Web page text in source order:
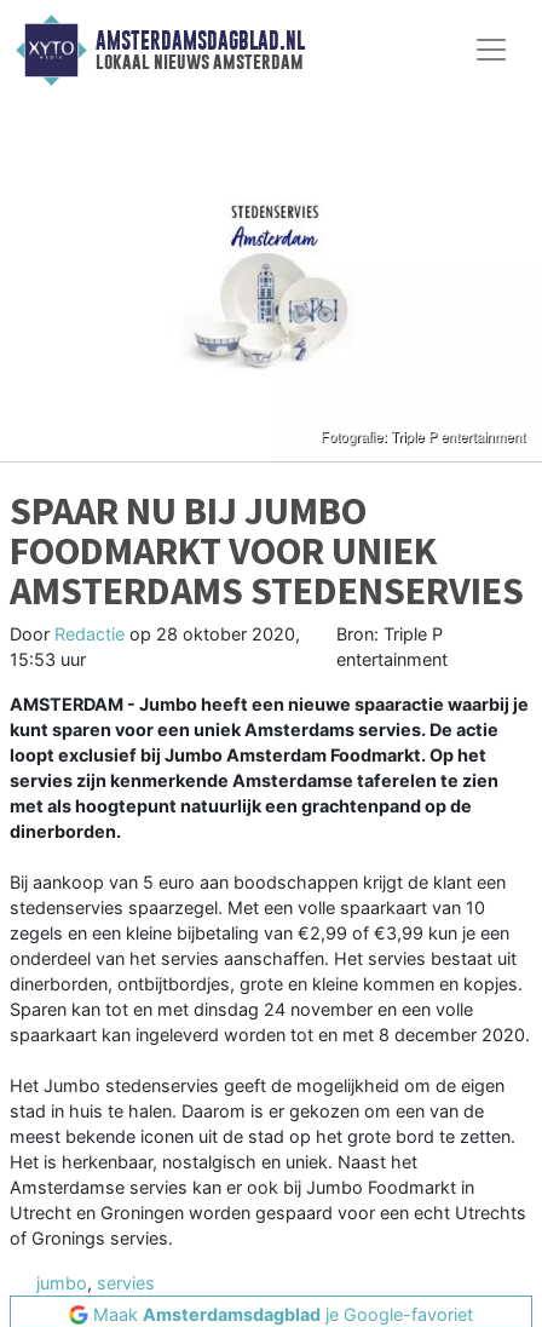
AMSTERDAMSDAGBLAD.NL
lokaal nieuws amsterdam
SPAAR NU BIJ JUMBO
FOODMARKT VOOR UNIEK
AMSTERDAMS STEDENSERVIES
Door Redactie op 28 oktober 2020,
15:53 uur
Bron: Triple P
entertainment
AMSTERDAM - Jumbo heeft een nieuwe spaaractie waarbij je
kunt sparen voor een uniek Amsterdams servies. De actie
loopt exclusief bij Jumbo Amsterdam Foodmarkt. Op het
servies zijn kenmerkende Amsterdamse taferelen te zien
met als hoogtepunt natuurlijk een grachtenpand op de
dinerborden.
Bij aankoop van 5 euro aan boodschappen krijgt de klant een
stedenservies spaarzegel. Met een volle spaarkaart van 10
zegels en een kleine bijbetaling van €2,99 of €3,99 kun je een
onderdeel van het servies aanschaffen. Het servies bestaat uit
dinerborden, ontbijtbordjes, grote en kleine kommen en kopjes.
Sparen kan tot en met dinsdag 24 november en een volle
spaarkaart kan ingeleverd worden tot en met 8 december 2020.
Het Jumbo stedenservies geeft de mogelijkheid om de eigen
stad in huis te halen. Daarom is er gekozen om een van de
meest bekende iconen uit de stad op het grote bord te zetten.
Het is herkenbaar, nostalgisch en uniek. Naast het
Amsterdamse servies kan er ook bij Jumbo Foodmarkt in
Utrecht en Groningen worden gespaard voor een echt Utrechts
of Gronings servies.
jumbo, servies
Maak Amsterdamsdagblad je Google-favoriet